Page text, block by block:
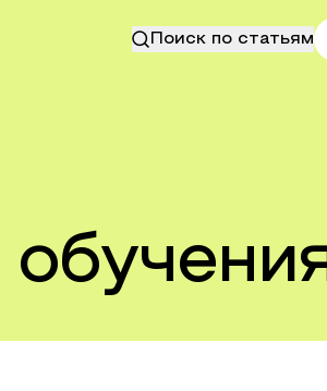
Поиск по статьям